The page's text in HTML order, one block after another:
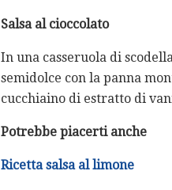
Salsa al cioccolato
In una casseruola di
semidolce con la panna
cucchiaino di estratto di
Potrebbe piacerti anche
Ricetta salsa al limone